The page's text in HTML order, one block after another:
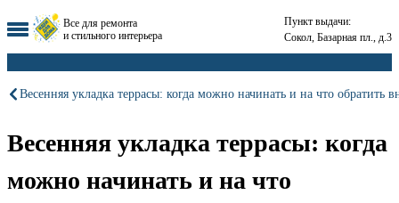
Все для ремонта
и стильного интерьера
Пункт выдачи:
Сокол, Базарная пл., д.3
Весенняя укладка террасы: когда можно начинать и на что обратить
Весенняя укладка террасы: когда
можно начинать и на что